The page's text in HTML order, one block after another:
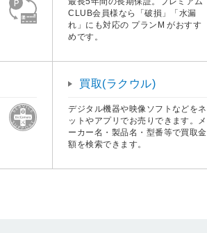
CLUB会員様なら「破損」「水漏
れ」にも対応の プランM がおすす
めです。
買取(ラクウル)
デジタル機器や映像ソフトなどをネ
ットやアプリでお売りできます。メ
ーカー名・製品名・型番等で買取金
額を検索できます。